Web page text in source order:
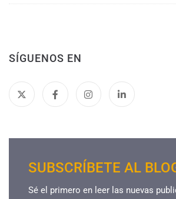
SÍGUENOS EN
SUBSCRÍBETE AL
Sé el primero en leer las nuevas